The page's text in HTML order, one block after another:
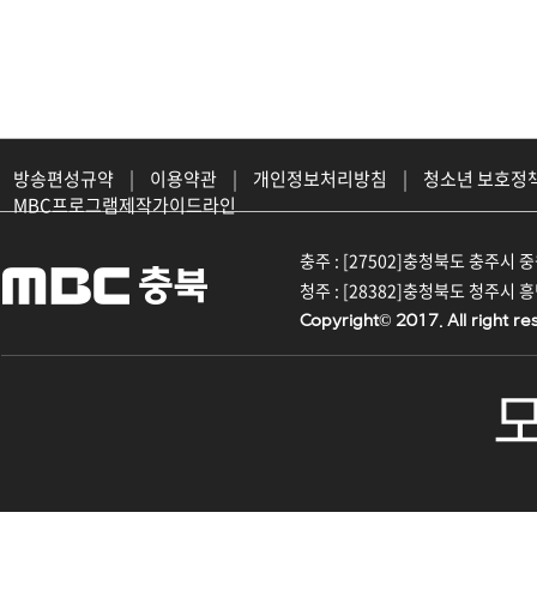
방송편성규약 | 이용약관 | 개인정보처리방침 |
청소년 보호정
MBC프로그램제작가이드라인
충주 : [27502]충청북도 충주시
청주 : [28382]충청북도 청주시
Copyright© 2017. All right